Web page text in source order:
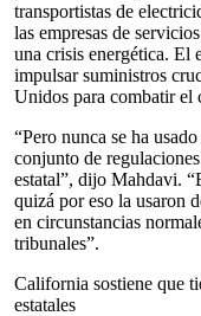
transportistas de
las empresas de
una crisis energética. El
impulsar suministros
Unidos para combatir el
“Pero nunca se ha
conjunto de
estatal”, dijo Mahdavi.
quizá por eso la usaron
en circunstancias
tribunales”.
California sostiene que
estatales